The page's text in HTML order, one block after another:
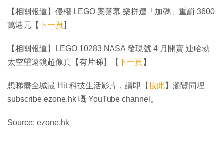
【相關報道】侵權 LEGO 案落幕 樂拼遭「加碼」重罰 3600
萬港元【下一頁】
【相關報道】LEGO 10283 NASA 發現號 4 月開賣 連哈勃
太空望遠鏡超像真【有片睇】【下一頁】
想睇盡全城最 Hit 科技生活影片，請即【按此】瀏覽同埋
subscribe ezone.hk 嘅 YouTube channel。
Source: ezone.hk